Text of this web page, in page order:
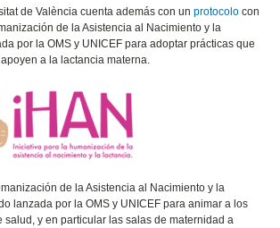
de València cuenta además con unprotocolo con
de la Asistencia al Nacimiento y la
por la OMS y UNICEF para adoptar prácticas que
a la lactancia materna.
de la Asistencia al Nacimiento y la
lanzada por la OMS y UNICEF para animar a los
salud, y en particular las salas de maternidad a